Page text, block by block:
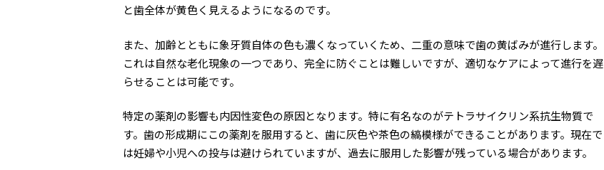
と歯全体が黄色く見えるようになるのです。
また、加齢とともに象牙質自体の色も濃くなっていくため、二重の意味で歯の黄ばみが進行します。
これは自然な老化現象の一つであり、完全に防ぐことは難しいですが、適切なケアによって進行を遅
らせることは可能です。
特定の薬剤の影響も内因性変色の原因となります。特に有名なのがテトラサイクリン系抗生物質で
す。歯の形成期にこの薬剤を服用すると、歯に灰色や茶色の縞模様ができることがあります。現在で
は妊婦や小児への投与は避けられていますが、過去に服用した影響が残っている場合があります。